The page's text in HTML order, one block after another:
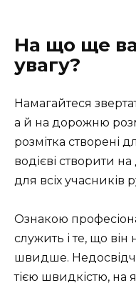
На що ще
увагу?
Намагайтеся
а й на дорожню
розмітка створені
водієві створити
для всіх учасників
Ознакою
служить і те, що
швидше.
тією швидкістю, на